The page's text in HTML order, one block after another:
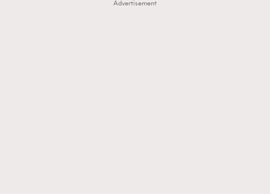
Advertisement